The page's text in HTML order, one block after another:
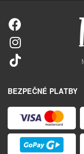
BEZPEČNÉ PLATBY